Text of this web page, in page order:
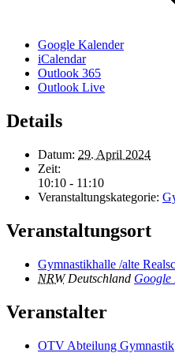
Google Kalender
iCalendar
Outlook 365
Outlook Live
Details
Datum: 29. April 2024
Zeit:
10:10 - 11:10
Veranstaltungskategorie:
Veranstaltungsort
Gymnastikhalle /alte
NRW Deutschland Google
Veranstalter
OTV Abteilung Gymnastik